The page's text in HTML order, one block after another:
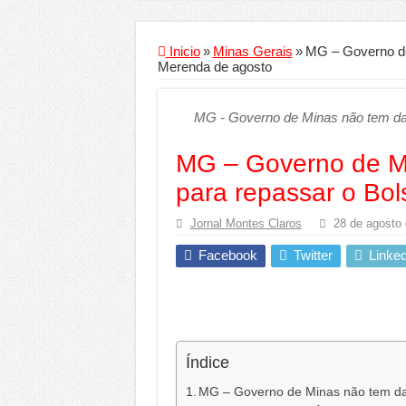
Criador de Sites ou
Conheça a melhor
PF e Emissoras
De economista a
Marcenaria sob
Do estudo à
Serralheria de
Qualidade do
Inicio » Minas Gerais » MG – Governo
Merenda de agosto
MG - Governo de Minas não tem
MG – Governo de
para repassar o
Jornal Montes Claros 28 de agosto
Facebook Twitter
Índice
MG – Governo de Minas não tem